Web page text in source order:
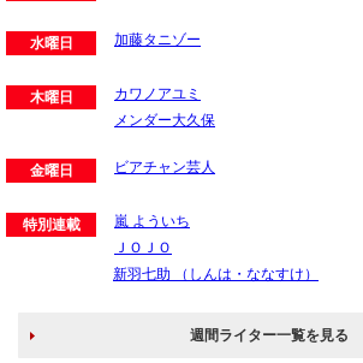
水曜日 加藤タニゾー
木曜日
カワノアユミ
メンダー大久保
金曜日 ビアチャン芸人
特別連載
嵐 よういち
ＪＯＪＯ
新羽七助 （しんは・ななすけ）
週間ライター一覧を見る